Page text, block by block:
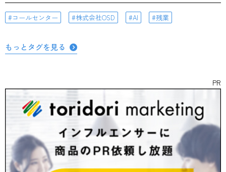
コールセンター 株式会社OSD AI 残業
もっとタグを見る
PR